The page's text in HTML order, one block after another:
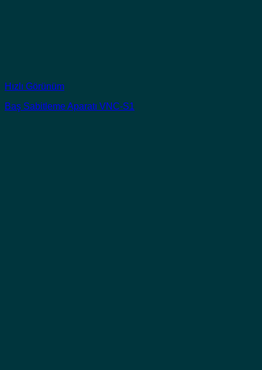
Hızlı Görünüm
Baş Sabitleme Aparatı VNC-S1